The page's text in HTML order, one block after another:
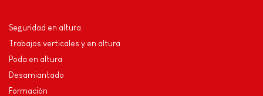
Seguridad en altura
Trabajos verticales y en altura
Poda en altura
Desamiantado
Formación